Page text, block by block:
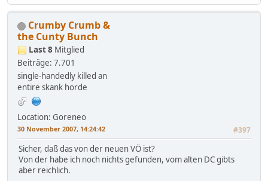
Crumby Crumb &
the Cunty Bunch
Last 8 Mitglied
Beiträge: 7.701
single-handedly killed an
entire skank horde
Location: Goreneo
30 November 2007, 14:24:42 #397
Sicher, daß das von der neuen VÖ ist?
Von der habe ich noch nichts gefunden, vom alten DC gibts
aber reichlich.